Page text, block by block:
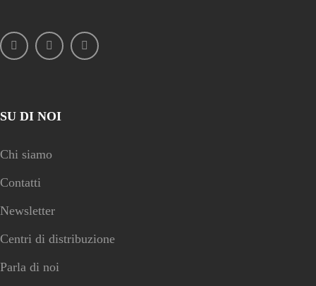
SU DI NOI
Chi siamo
Contatti
Newsletter
Centri di distribuzione
Parla di noi